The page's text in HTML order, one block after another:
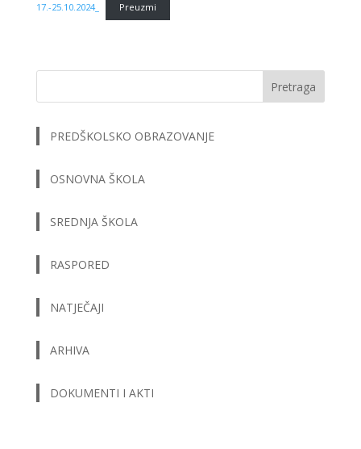
17.-25.10.2024_
Preuzmi
Pretraga
PREDŠKOLSKO OBRAZOVANJE
OSNOVNA ŠKOLA
SREDNJA ŠKOLA
RASPORED
NATJEČAJI
ARHIVA
DOKUMENTI I AKTI